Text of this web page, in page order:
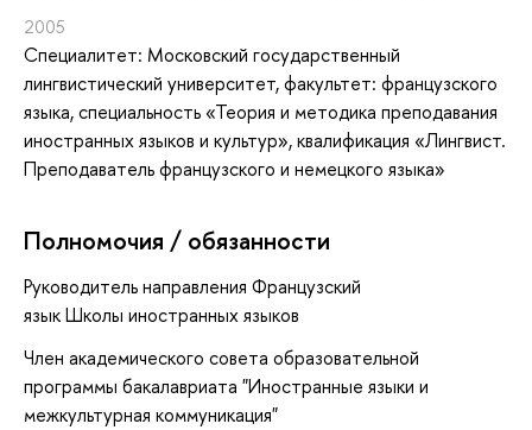
2005
Специалитет: Московский государственный
лингвистический университет, факультет: французского
языка, специальность «Теория и методика преподавания
иностранных языков и культур», квалификация «Лингвист.
Преподаватель французского и немецкого языка»
Полномочия / обязанности
Руководитель направления Французский
язык Школы иностранных языков
Член академического совета образовательной
программы бакалавриата "Иностранные языки и
межкультурная коммуникация"